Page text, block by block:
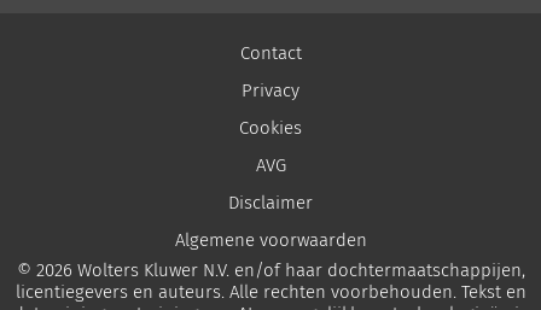
Contact
Privacy
Cookies
AVG
Disclaimer
Algemene voorwaarden
© 2026 Wolters Kluwer N.V. en/of haar dochtermaatschappijen,
licentiegevers en auteurs. Alle rechten voorbehouden. Tekst en